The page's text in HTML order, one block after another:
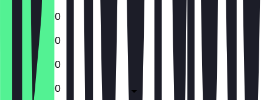
12:00 - 22:00
12:00 - 22:00
12:00 - 22:00
12:00 - 22:00